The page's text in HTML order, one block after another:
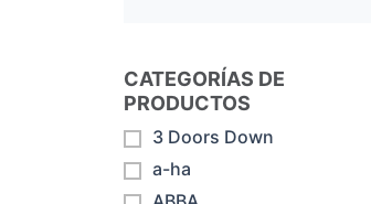
CATEGORÍAS DE
PRODUCTOS
3 Doors Down
a-ha